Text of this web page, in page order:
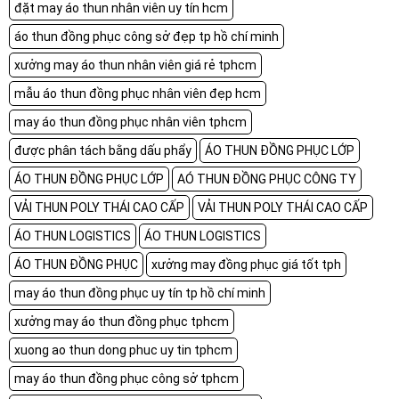
đặt may áo thun nhân viên uy tín hcm
áo thun đồng phục công sở đẹp tp hồ chí minh
xưởng may áo thun nhân viên giá rẻ tphcm
mẫu áo thun đồng phục nhân viên đẹp hcm
may áo thun đồng phục nhân viên tphcm
được phân tách bằng dấu phẩy
ÁO THUN ĐỒNG PHỤC LỚP
ÁO THUN ĐỒNG PHỤC LỚP
AÓ THUN ĐỒNG PHỤC CÔNG TY
VẢI THUN POLY THÁI CAO CẤP
VẢI THUN POLY THÁI CAO CẤP
ÁO THUN LOGISTICS
ÁO THUN LOGISTICS
ÁO THUN ĐỒNG PHỤC
xưởng may đồng phục giá tốt tph
may áo thun đồng phục uy tín tp hồ chí minh
xưởng may áo thun đồng phục tphcm
xuong ao thun dong phuc uy tin tphcm
may áo thun đồng phục công sở tphcm